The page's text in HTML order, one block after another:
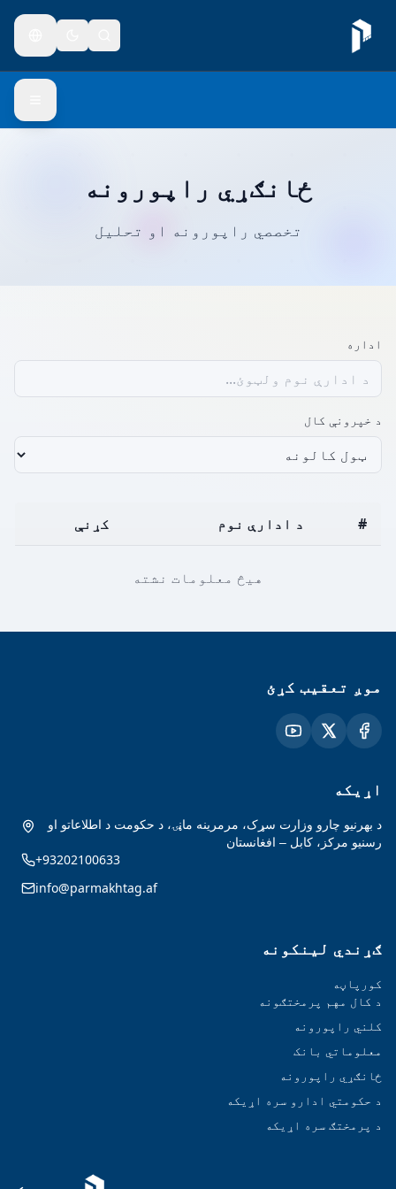
ځانګړي راپورونه
تخصصي راپورونه او تحلیل
اداره
د خپرونې کال
# د ادارې نوم کړنې
هیڅ معلومات نشته
ګړندي لینکونه
کورپاڼه
د کال مهم پرمختګونه
کلني راپورونه
معلوماتي بانک
ځانګړي راپورونه
د حکومتي ادارو سره اړیکه
د پرمختګ سره اړیکه
اړیکه
د بهرنیو چارو وزارت سړک، مرمرینه ماڼۍ، د حکومت د اطلاعاتو او
رسنیو مرکز، کابل – افغانستان
+93202100633
info@parmakhtag.af
موږ تعقیب کړئ